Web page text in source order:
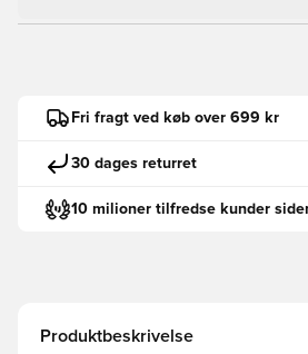
Fri fragt ved køb over 699 kr
30 dages returret
10 milioner tilfredse kunder
Produktbeskrivelse